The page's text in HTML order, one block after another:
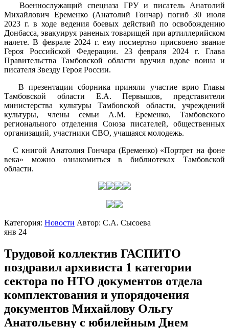
Военнослужащий спецназа ГРУ и писатель Анатолий
Михайлович Еременко (Анатолий Гончар) погиб 30 июля
2023 г. в ходе ведения боевых действий по освобождению
Донбасса, эвакуируя раненых товарищей при артиллерийском
налете. В феврале 2024 г. ему посмертно присвоено звание
Героя Российской Федерации. 23 февраля 2024 г. Глава
Правительства Тамбовской области вручил вдове воина и
писателя Звезду Героя России.
В презентации сборника приняли участие врио Главы
Тамбовской области Е.А. Первышов, представители
министерства культуры Тамбовской области, учреждений
культуры, члены семьи А.М. Еременко, Тамбовского
регионального отделения Союза писателей, общественных
организаций, участники СВО, учащаяся молодежь.
С книгой Анатолия Гончара (Еременко) «Портрет на фоне
века» можно ознакомиться в библиотеках Тамбовской
области.
Категория: Новости Автор: С.А. Сысоева
янв 24
Трудовой коллектив ГАСПИТО
поздравил архивиста 1 категории
сектора по НТО документов отдела
комплектования и упорядочения
документов Михайлову Ольгу
Анатольевну с юбилейным Днем